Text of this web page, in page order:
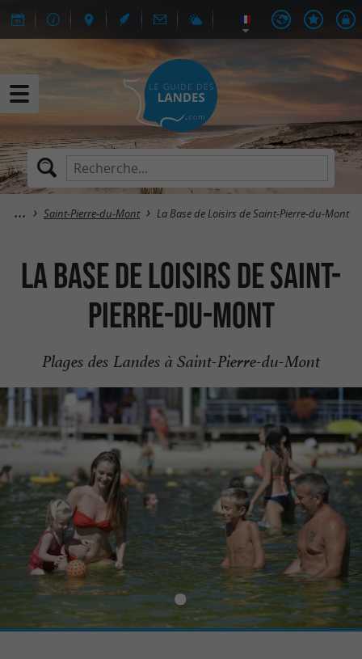
Saint-Pierre-du-Mont La Base de Loisirs de Saint-Pierre-du-Mont
La Base de Loisirs de Saint-
Pierre-du-Mont
Plages des Landes à Saint-Pierre-du-Mont